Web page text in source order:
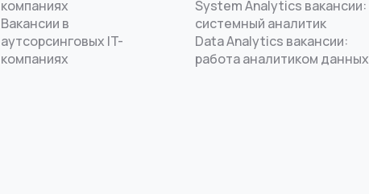
компаниях
Вакансии в
аутсорсинговых IT-
компаниях
System Analytics вакансии:
системный аналитик
Data Analytics вакансии:
работа аналитиком данных